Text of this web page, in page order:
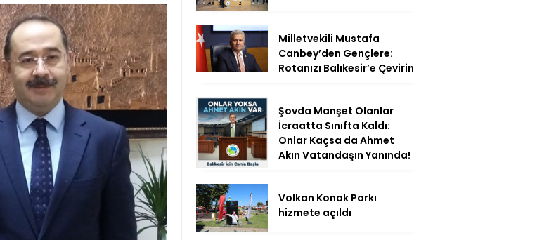
Milletvekili Mustafa
Canbey’den Gençlere:
Rotanızı Balıkesir’e Çevirin
Şovda Manşet Olanlar
İcraatta Sınıfta Kaldı:
Onlar Kaçsa da Ahmet
Akın Vatandaşın Yanında!
Volkan Konak Parkı
hizmete açıldı